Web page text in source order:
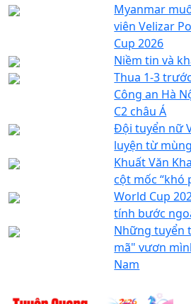
Myanmar
viên Velizar
Cup 2026
Niềm tin và
Thua 1-3
Công an Hà
C2 châu Á
Đội tuyển nữ
luyện từ
Khuất Văn
cột mốc “khó
World Cup
tính bước
Những tuyển
mã" vươn
Nam